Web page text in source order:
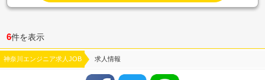
6件を表示
神奈川エンジニア求人JOB 求人情報